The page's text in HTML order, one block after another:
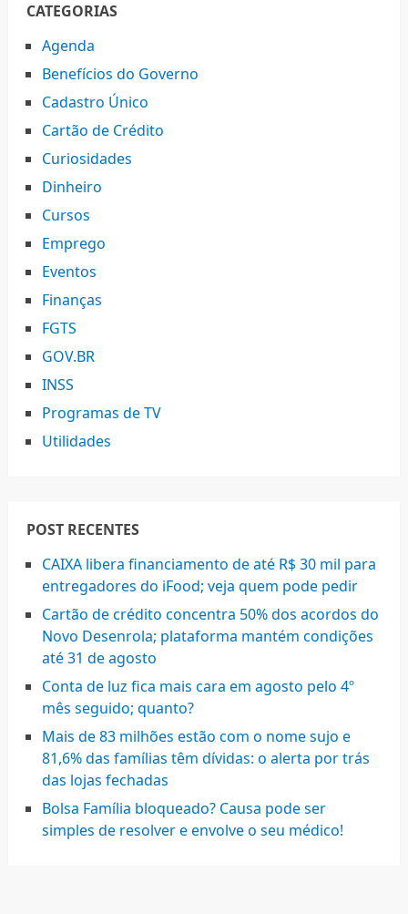
CATEGORIAS
Agenda
Benefícios do Governo
Cadastro Único
Cartão de Crédito
Curiosidades
Dinheiro
Cursos
Emprego
Eventos
Finanças
FGTS
GOV.BR
INSS
Programas de TV
Utilidades
POST RECENTES
CAIXA libera financiamento de até R$ 30 mil para
entregadores do iFood; veja quem pode pedir
Cartão de crédito concentra 50% dos acordos do
Novo Desenrola; plataforma mantém condições
até 31 de agosto
Conta de luz fica mais cara em agosto pelo 4º
mês seguido; quanto?
Mais de 83 milhões estão com o nome sujo e
81,6% das famílias têm dívidas: o alerta por trás
das lojas fechadas
Bolsa Família bloqueado? Causa pode ser
simples de resolver e envolve o seu médico!